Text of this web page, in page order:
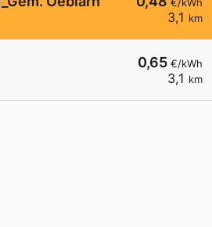
3,1 km
0,65 €/kWh
3,1 km